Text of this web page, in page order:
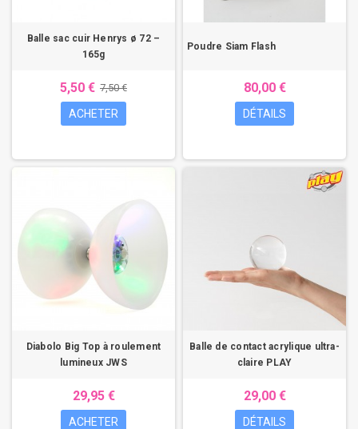
Balle sac cuir Henrys ø 72 –
165g
5,50 € 7,50 €
ACHETER
Poudre Siam Flash
80,00 €
DÉTAILS
Diabolo Big Top à roulement
lumineux JWS
29,95 €
ACHETER
Balle de contact acrylique ultra-
claire PLAY
29,00 €
DÉTAILS